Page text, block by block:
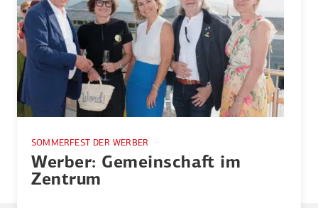
SOMMERFEST DER WERBER
Werber: Gemein­schaft im
Zentrum